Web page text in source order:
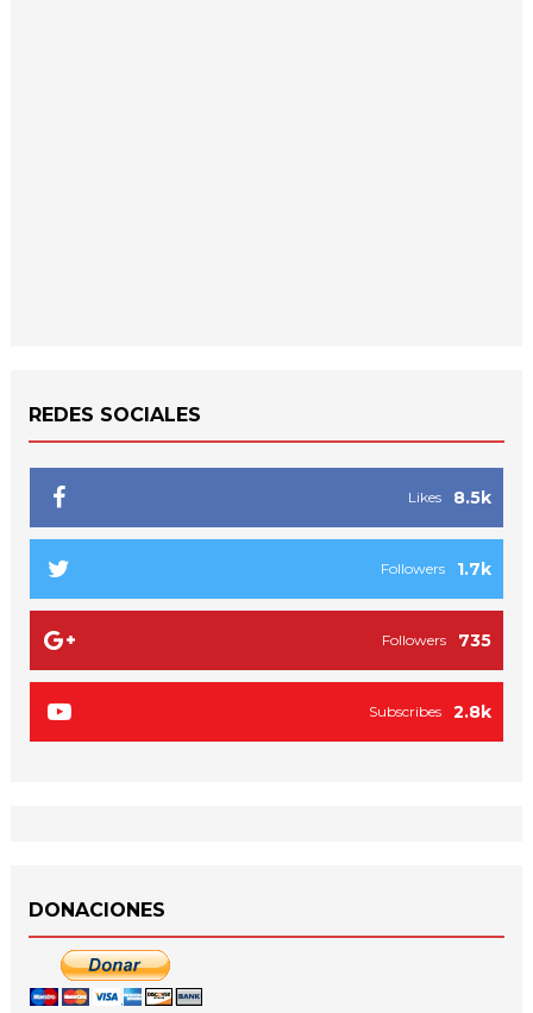
REDES SOCIALES
8.5k
Likes
1.7k
Followers
735
Followers
2.8k
Subscribes
DONACIONES